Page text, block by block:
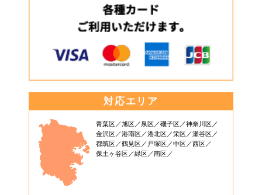
対応エリア
青葉区 旭区 泉区 磯子区
神奈川区
金沢区
港南区 港北区 栄区
瀬谷区
都筑区
鶴見区 戸塚区 中区
西区
保土ヶ谷区
緑区 南区